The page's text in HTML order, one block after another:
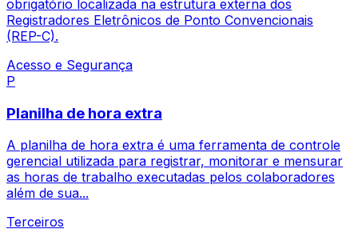
obrigatório localizada na estrutura externa dos
Registradores Eletrônicos de Ponto Convencionais
(REP-C).
Acesso e Segurança
P
Planilha de hora extra
A planilha de hora extra é uma ferramenta de controle
gerencial utilizada para registrar, monitorar e mensurar
as horas de trabalho executadas pelos colaboradores
além de sua...
Terceiros